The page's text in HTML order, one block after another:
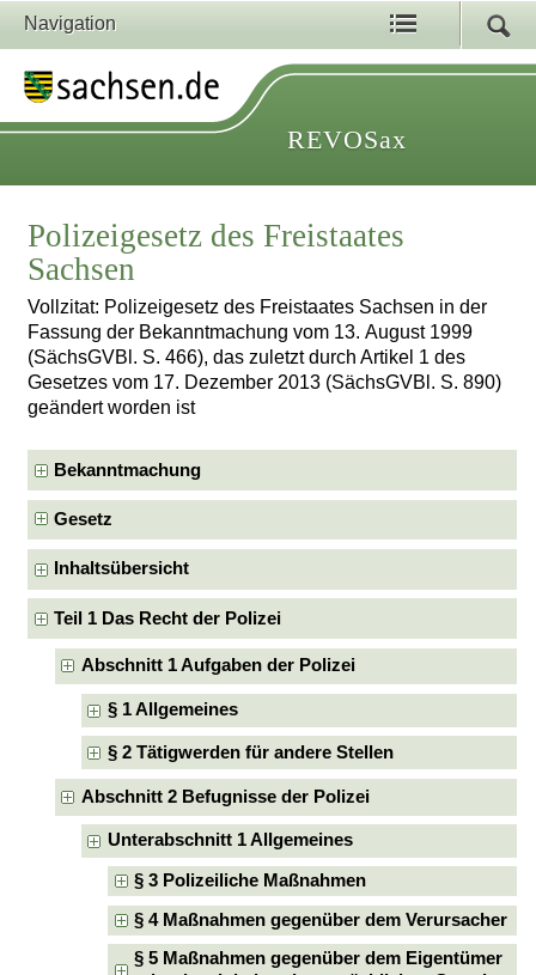
Navigation
REVOSax
Polizeigesetz des Freistaates
Sachsen
Vollzitat: Polizeigesetz des Freistaates Sachsen in der
Fassung der Bekanntmachung vom 13. August 1999
(SächsGVBl. S. 466), das zuletzt durch Artikel 1 des
Gesetzes vom 17. Dezember 2013 (SächsGVBl. S. 890)
geändert worden ist
Bekanntmachung
Gesetz
Inhaltsübersicht
Teil 1 Das Recht der Polizei
Abschnitt 1 Aufgaben der Polizei
§ 1 Allgemeines
§ 2 Tätigwerden für andere Stellen
Abschnitt 2 Befugnisse der Polizei
Unterabschnitt 1 Allgemeines
§ 3 Polizeiliche Maßnahmen
§ 4 Maßnahmen gegenüber dem Verursacher
§ 5 Maßnahmen gegenüber dem Eigentümer